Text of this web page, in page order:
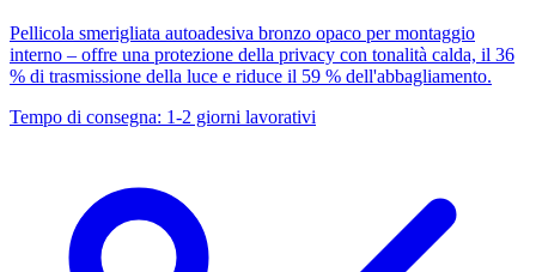
Pellicola smerigliata autoadesiva bronzo opaco per montaggio
interno – offre una protezione della privacy con tonalità calda, il 36
% di trasmissione della luce e riduce il 59 % dell'abbagliamento.
Tempo di consegna: 1-2 giorni lavorativi